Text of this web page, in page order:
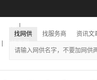
找网供 找服务商 资讯文